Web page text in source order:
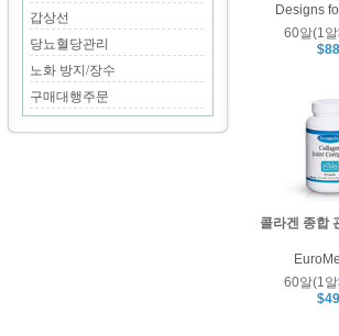
갑상선
당뇨혈당관리
노화 방지/장수
구매대행주문
Designs
60알(1알
$88
콜라겐 종합
60알(1알
$49